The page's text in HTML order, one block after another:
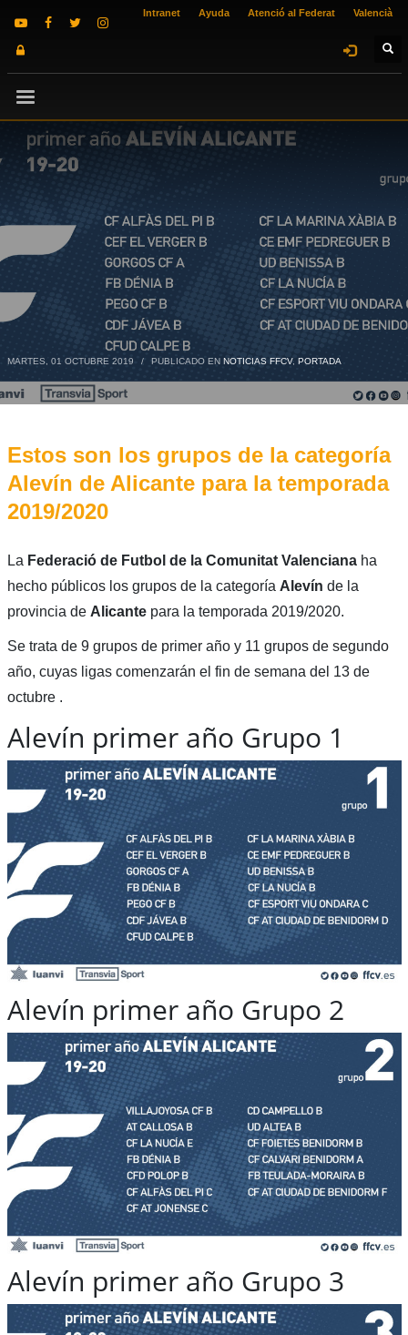
Intranet Ayuda Atenció al Federat Valencià
MARTES, 01 OCTUBRE 2019 / PUBLICADO EN NOTICIAS FFCV, PORTADA
Estos son los grupos de la categoría
Alevín de Alicante para la temporada
2019/2020
La Federació de Futbol de la Comunitat Valencianaha
hecho públicos los grupos de la categoría Alevín de la
provincia de Alicantepara la temporada 2019/2020.
Se trata de 9 grupos de primer año y 11 grupos de segundo
año, cuyas ligas comenzarán el fin de semana del 13 de
octubre .
Alevín primer año Grupo 1
Alevín primer año Grupo 2
Alevín primer año Grupo 3